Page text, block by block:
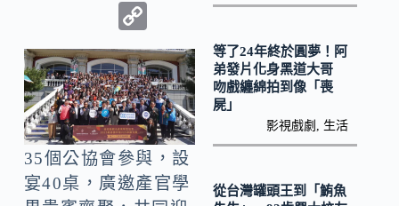
b
o
o
k
o
p
y
Li
n
k
35個公協會參與，設
宴40桌，廣邀產官學
等了24年終於圓夢！阿
弟發片化身黑道大哥
吻戲纏綿拍到像「喪
屍」
影視戲劇 生活
從台灣罐頭王到「鮪魚